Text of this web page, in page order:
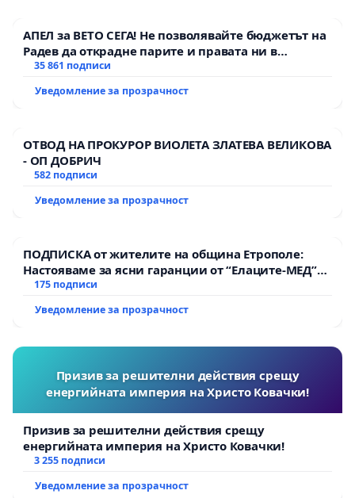
АПЕЛ за ВЕТО СЕГА! Не позволявайте бюджетът на
Радев да открадне парите и правата ни в
тъмното
35 861 подписи
Уведомление за прозрачност
ОТВОД НА ПРОКУРОР ВИОЛЕТА ЗЛАТЕВА ВЕЛИКОВА
- ОП ДОБРИЧ
582 подписи
Уведомление за прозрачност
ПОДПИСКА от жителите на община Етрополе:
Настояваме за ясни гаранции от “Елаците-МЕД”
АД и от държавата, че ще се изпълнят всички
175 подписи
Уведомление за прозрачност
Призив за решителни действия срещу
енергийната империя на Христо Ковачки!
Призив за решителни действия срещу
енергийната империя на Христо Ковачки!
3 255 подписи
Уведомление за прозрачност